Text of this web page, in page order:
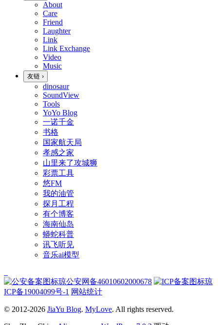
About
Care
Friend
Laughter
Link
Link Exchange
Video
Music
友链 ›
dinosaur
SoundView
Tools
YoYo Blog
一诺千金
书格
国家航天局
孝感之家
山里来了攻城狮
彩票工具
悠FM
我的油管
探月工程
有个博客
海南仙岛
蟒蛇科普
讯飞听见
音乐ai模型
琼公安网备46010602000678
琼
ICP备19004099号-1 网站统计
© 2012-2026 JiaYu Blog. MyLove. All rights reserved.